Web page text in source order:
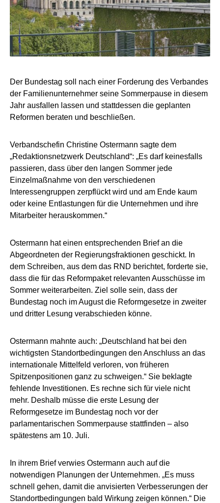
Der Bundestag soll nach einer Forderung des Verbandes
der Familienunternehmer seine Sommerpause in diesem
Jahr ausfallen lassen und stattdessen die geplanten
Reformen beraten und beschließen.
Verbandschefin Christine Ostermann sagte dem
„Redaktionsnetzwerk Deutschland“: „Es darf keinesfalls
passieren, dass über den langen Sommer jede
Einzelmaßnahme von den verschiedenen
Interessengruppen zerpflückt wird und am Ende kaum
oder keine Entlastungen für die Unternehmen und ihre
Mitarbeiter herauskommen.“
Ostermann hat einen entsprechenden Brief an die
Abgeordneten der Regierungsfraktionen geschickt. In
dem Schreiben, aus dem das RND berichtet, forderte sie,
dass die für das Reformpaket relevanten Ausschüsse im
Sommer weiterarbeiten. Ziel solle sein, dass der
Bundestag noch im August die Reformgesetze in zweiter
und dritter Lesung verabschieden könne.
Ostermann mahnte auch: „Deutschland hat bei den
wichtigsten Standortbedingungen den Anschluss an das
internationale Mittelfeld verloren, von früheren
Spitzenpositionen ganz zu schweigen.“ Sie beklagte
fehlende Investitionen. Es rechne sich für viele nicht
mehr. Deshalb müsse die erste Lesung der
Reformgesetze im Bundestag noch vor der
parlamentarischen Sommerpause stattfinden – also
spätestens am 10. Juli.
In ihrem Brief verwies Ostermann auch auf die
notwendigen Planungen der Unternehmen. „Es muss
schnell gehen, damit die anvisierten Verbesserungen der
Standortbedingungen bald Wirkung zeigen können.“ Die